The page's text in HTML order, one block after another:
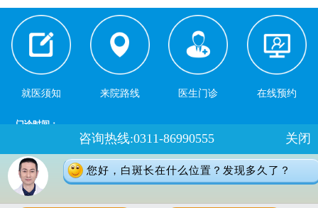
就医须知 来院路线 医生门诊 在线预约
门诊时间：
夏季：8：00-18：00 冬季：8：00-17：30
健康热线：0311-66691397
地址：石家庄桥西区裕华东路7号
咨询热线:0311-86990555 关闭
您好，白斑长在什么位置？发现多久了？